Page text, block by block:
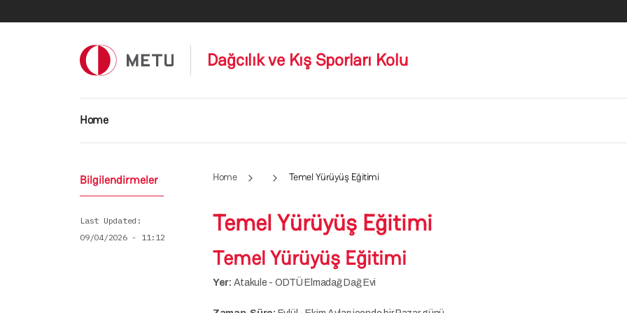
Dağcılık ve Kış Sporları Kolu
Main navigation
Home
Home Temel Yürüyüş Eğitimi
Temel Yürüyüş Eğitimi
Temel Yürüyüş Eğitimi
Yer: Atakule - ODTÜ Elmadağ Dağ Evi
Bilgilendirmeler
Last Updated
09/04/2026 - 11:12